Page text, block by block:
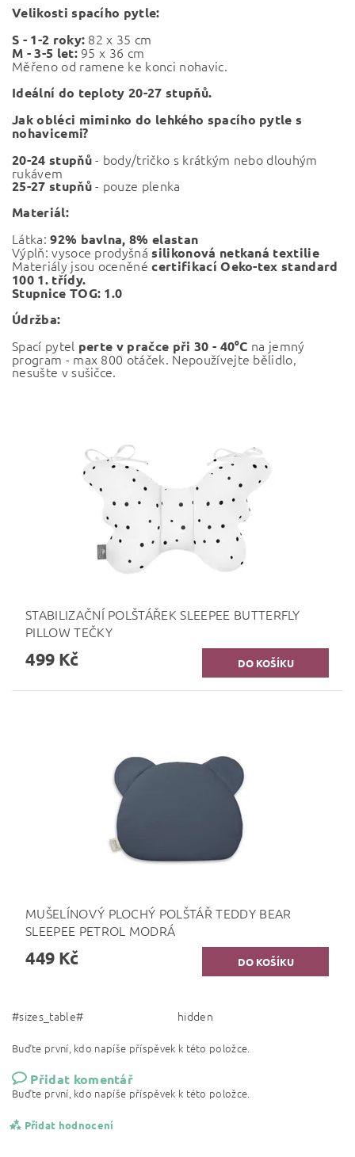
Velikosti spacího pytle:
S - 1-2 roky: 82 x 35 cm
M - 3-5 let: 95 x 36 cm
Měřeno od ramene ke konci nohavic.
Ideální do teploty 20-27 stupňů.
Jak obléci miminko do lehkého spacího pytle s
nohavicemi?
20-24 stupňů- body/tričko s krátkým nebo dlouhým
rukávem
25-27 stupňů- pouze plenka
Materiál:
Látka:92% bavlna, 8% elastan
Výplň: vysoce prodyšnásilikonová netkaná textilie
Materiály jsou oceněnécertifikací Oeko-tex standard
100 1. třídy.
Stupnice TOG: 1.0
Údržba:
Spací pytel perte v pračce při 30 - 40°C na jemný
program - max 800 otáček. Nepoužívejte bělidlo,
nesušte v sušičce.
STABILIZAČNÍ POLŠTÁŘEK SLEEPEE BUTTERFLY
PILLOW TEČKY
499 Kč
MUŠELÍNOVÝ PLOCHÝ POLŠTÁŘ TEDDY BEAR
SLEEPEE PETROL MODRÁ
449 Kč
#sizes_table# hidden
Buďte první, kdo napíše příspěvek k této položce.
Přidat komentář
Buďte první, kdo napíše příspěvek k této položce.
Přidat hodnocení